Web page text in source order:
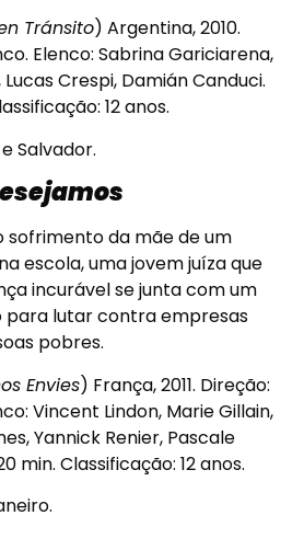
Tránsito) Argentina, 2010.
Elenco: Sabrina Gariciarena,
Crespi, Damián Canduci.
12 anos.
Salvador.
sofrimento da mãe de um
escola, uma jovem juíza que
incurável se junta com um
para lutar contra empresas
pobres.
Envies) França, 2011. Direção:
Vincent Lindon, Marie Gillain,
Yannick Renier, Pascale
min. Classificação: 12 anos.